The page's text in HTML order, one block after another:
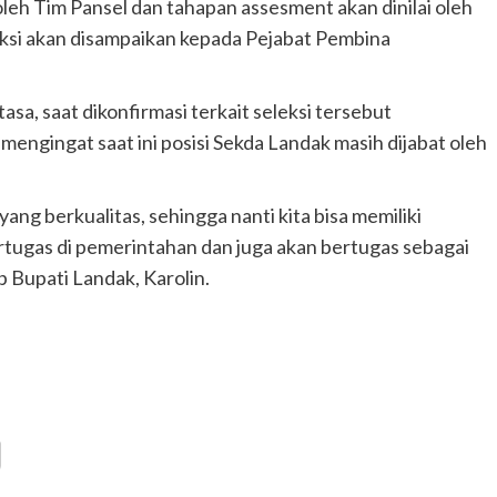
Tim Pansel dan tahapan assesment akan dinilai oleh
akan disampaikan kepada Pejabat Pembina
saat dikonfirmasi terkait seleksi tersebut
saat ini posisi Sekda Landak masih dijabat oleh
berkualitas, sehingga nanti kita bisa memiliki
di pemerintahan dan juga akan bertugas sebagai
Bupati Landak, Karolin.